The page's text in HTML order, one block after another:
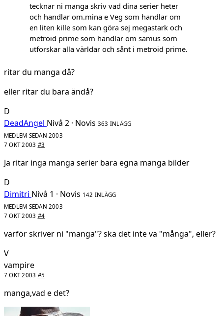
tecknar ni manga skriv vad dina serier heter
och handlar om.mina e Veg som handlar om
en liten kille som kan göra sej megastark och
metroid prime som handlar om samus som
utforskar alla världar och sånt i metroid prime.
ritar du manga då?
eller ritar du bara ändå?
D
DeadAngel Nivå 2 · Novis 363 INLÄGG
MEDLEM SEDAN 2003
7 OKT 2003 #3
Ja ritar inga manga serier bara egna manga bilder
D
Dimitri Nivå 1 · Novis 142 INLÄGG
MEDLEM SEDAN 2003
7 OKT 2003 #4
varför skriver ni "manga"? ska det inte va "många", eller?
V
vampire
7 OKT 2003 #5
manga,vad e det?